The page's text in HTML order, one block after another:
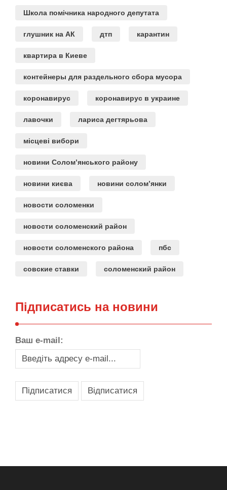
Школа помічника народного депутата
глушник на АК дтп карантин
квартира в Киеве
контейнеры для раздельного сбора мусора
коронавирус коронавирус в украине
лавочки лариса дегтярьова
місцеві вибори
новини Солом’янського району
новини києва новини солом’янки
новости соломенки
новости соломенский район
новости соломенского района пбс
совские ставки соломенский район
Підписатись на новини
Ваш e-mail: